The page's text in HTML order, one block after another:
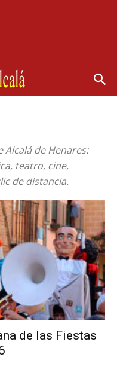
Alcalá de Henares:
teatro, cine,
de distancia.
de las Fiestas